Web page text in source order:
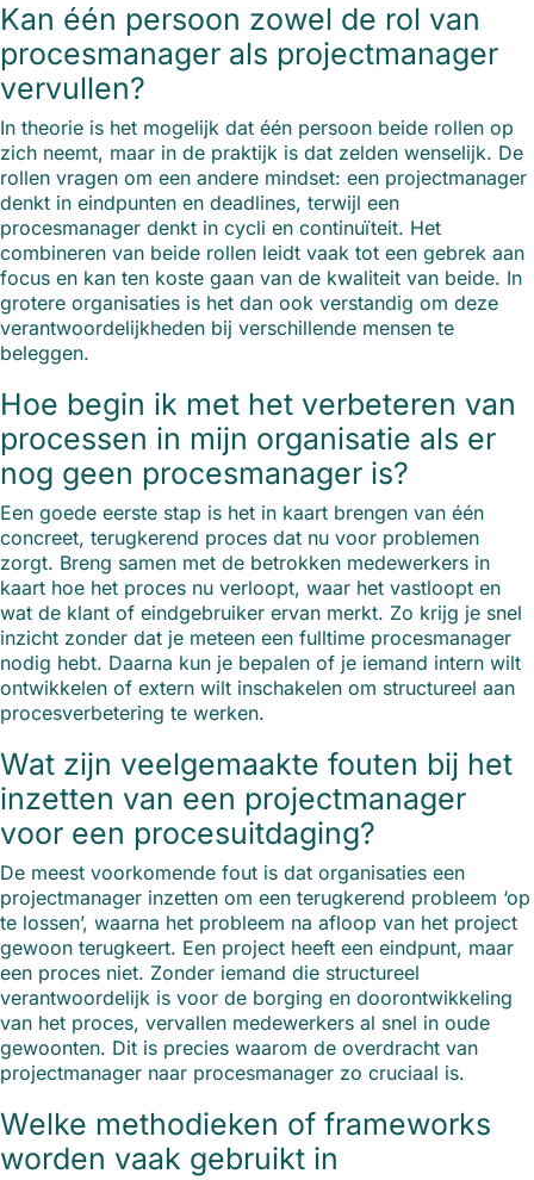
Kan één persoon zowel de rol van
procesmanager als projectmanager
vervullen?
In theorie is het mogelijk dat één persoon beide rollen op
zich neemt, maar in de praktijk is dat zelden wenselijk. De
rollen vragen om een andere mindset: een projectmanager
denkt in eindpunten en deadlines, terwijl een
procesmanager denkt in cycli en continuïteit. Het
combineren van beide rollen leidt vaak tot een gebrek aan
focus en kan ten koste gaan van de kwaliteit van beide. In
grotere organisaties is het dan ook verstandig om deze
verantwoordelijkheden bij verschillende mensen te
beleggen.
Hoe begin ik met het verbeteren van
processen in mijn organisatie als er
nog geen procesmanager is?
Een goede eerste stap is het in kaart brengen van één
concreet, terugkerend proces dat nu voor problemen
zorgt. Breng samen met de betrokken medewerkers in
kaart hoe het proces nu verloopt, waar het vastloopt en
wat de klant of eindgebruiker ervan merkt. Zo krijg je snel
inzicht zonder dat je meteen een fulltime procesmanager
nodig hebt. Daarna kun je bepalen of je iemand intern wilt
ontwikkelen of extern wilt inschakelen om structureel aan
procesverbetering te werken.
Wat zijn veelgemaakte fouten bij het
inzetten van een projectmanager
voor een procesuitdaging?
De meest voorkomende fout is dat organisaties een
projectmanager inzetten om een terugkerend probleem ‘op
te lossen’, waarna het probleem na afloop van het project
gewoon terugkeert. Een project heeft een eindpunt, maar
een proces niet. Zonder iemand die structureel
verantwoordelijk is voor de borging en doorontwikkeling
van het proces, vervallen medewerkers al snel in oude
gewoonten. Dit is precies waarom de overdracht van
projectmanager naar procesmanager zo cruciaal is.
Welke methodieken of frameworks
worden vaak gebruikt in